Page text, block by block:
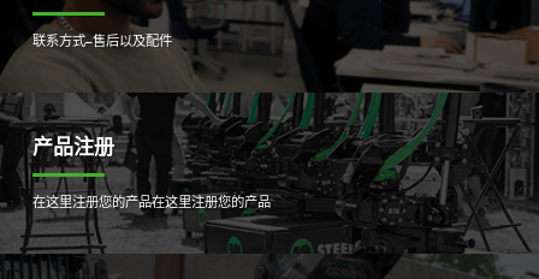
联系方式–售后以及配件
产品注册
在这里注册您的产品在这里注册您的产品